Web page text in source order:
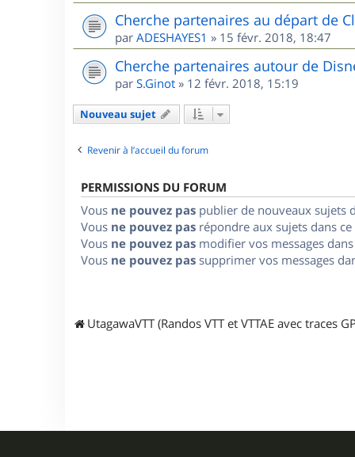
Cherche partenaires au départ de
par ADESHAYES1 » 15 févr. 2018, 18:47
Cherche partenaires autour de
par S.Ginot » 12 févr. 2018, 15:19
Nouveau sujet
Revenir à l’accueil du forum
PERMISSIONS DU FORUM
Vous ne pouvez pas publier de nouveaux sujets
Vous ne pouvez pas répondre aux sujets dans
Vous ne pouvez pas modifier vos messages
Vous ne pouvez pas supprimer vos messages
UtagawaVTT (Randos VTT et VTTAE avec traces